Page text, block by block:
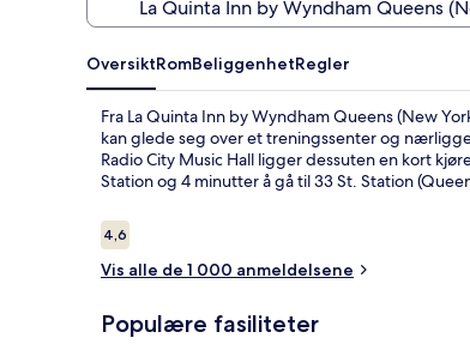
OversiktRomBeliggenhetRegler
Fra La Quinta Inn by Wyndham Queens (New
kan glede seg over et treningssenter og
Radio City Music Hall ligger dessuten en kort
Station og 4 minutter å gå til 33 St. Station
Anmeldelser
4,64,6 av 10 –
Vis alle de 1 000 anmeldelsene
Populære fasiliteter